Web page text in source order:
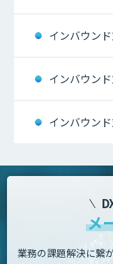
インバウン
インバウン
インバウン
メ
業務の課題解決に繋